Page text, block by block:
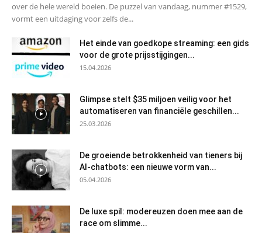
over de hele wereld boeien. De puzzel van vandaag, nummer #1529,
vormt een uitdaging voor zelfs de...
Het einde van goedkope streaming: een gids
voor de grote prijsstijgingen...
15.04.2026
Glimpse stelt $35 miljoen veilig voor het
automatiseren van financiële geschillen...
25.03.2026
De groeiende betrokkenheid van tieners bij
AI-chatbots: een nieuwe vorm van...
05.04.2026
De luxe spil: modereuzen doen mee aan de
race om slimme...